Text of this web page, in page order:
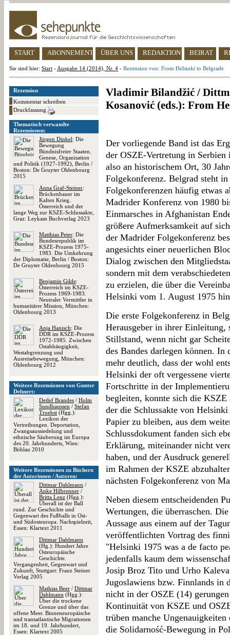
START ABONNEMENT ÜBER UNS REDAKTION BEIRAT
Sie sind hier: Start - Ausgabe 14 (2014), Nr. 4 - Rezension von: From Helsinki to Belgrade
Rezension
Kommentar schreiben
Druckfassung
Thematisch verwandte
Rezensionen:
Jürgen Dinkel: Die
Bewegung
Bündnisfreier Staaten.
Genese, Organisation
und Politik (1927-1992), Berlin /
Boston: De Gruyter Oldenbourg
2015
Anna Graf-Steiner:
Brückenbauer im
Kalten Krieg.
Österreich und der
lange Weg zur KSZE-Schlussakte,
Graz: Leykam Buchverlag 2023
Matthias Peter: Die
Bundesrepublik im
KSZE-Prozess 1975-
1983. Die Umkehrung
der Diplomatie, Berlin / Boston:
De Gruyter Oldenbourg 2015
Benjamin Gilde:
Österreich im KSZE-
Prozess 1969-1983.
Neutraler Vermittler in
humanitärer Mission, München:
Oldenbourg 2013
Anja Hanisch: Die
DDR im KSZE-Prozess
1972-1985. Zwischen
Ostabhängigkeit,
Westabgrenzung und
Ausreisebewegung, München:
Oldenbourg 2012
Weitere Rezensionen von Gunter
Dehnert:
Detlef Brandes / Holm
Sundhaussen / Stefan
Troebst (Hgg.):
Lexikon der
Vertreibungen. Deportation,
Zwangsaussiedelung und
ethnische Säuberung im Europa
des 20. Jahrhunderts, Wien:
Böhlau 2010
Weitere Rezensionen zu Büchern
der Autorinnen / Autoren:
Dittmar Dahlmann /
Anke Hilbrenner /
Britta Lenz (Hgg.):
Überall ist der Ball
rund. Zur Geschichte und
Gegenwart des Fußballs in Ost-
und Südosteuropa. Nachspielzeit,
Essen: Klartext 2011
Dittmar Dahlmann
(Hg.): Hundert Jahre
Osteuropäische
Geschichte.
Vergangenheit, Gegenwart und
Zukunft, Stuttgart: Franz Steiner
Verlag 2005
Mathias Beer / Dittmar
Dahlmann (Hgg.):
Über die trockene
Grenze und über das
offene Meer. Binneneuropäische
und transatlantische Migrationen
im 18. und 19. Jahrhundert,
Essen: Klartext 2005
Vladimir Bilandžić /
Kosanović (eds.): From
Der vorliegende Band ist das
der OSZE-Vertretung in
also an historischem Ort, 30
Folgekonferenz. Belgrad steht
Folgekonferenzen häufig etwas
Madrider Konferenz von 1980
Einmarsches in Afghanistan
größere Aufmerksamkeit auf
der Madrider Folgekonferenz
angesichts einer neuerlichen
Dialog zwischen den
sondern mit dem
zu erzielen, die über die
Helsinki vom 1. August 1975
Die erste Folgekonferenz in
Herausgeber in ihrer Einleitung,
Stillstand, wenn nicht gar
des Bandes darlegen können.
mehr deutlich, dass der wohl
Helsinki der oft vergessene
Fortschritte in der
begleiten, konnte sich die KSZE
der die Schlussakte von
Papier zu bleiben, aus dem
Schlussdokument fanden sich
Erklärung, miteinander nicht
haben, und der Ausdruck
im Rahmen der KSZE
nächsten Folgekonferenz von
Neben diesem entscheidenden
Wertungen, die überraschen.
Aussage aus einem auf der
veröffentlichten Vortrag des
"Helsinki 1975 was a de facto
jedenfalls kaum dem
Josip Broz Tito und Urho
Jugoslawiens bzw. Finnlands in
nicht in der OSZE (14)
Kontinuität von KSZE und
trüben manche
die Solidarność-Bewegung in